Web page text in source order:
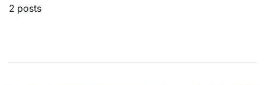
Sekitarnya
2 posts